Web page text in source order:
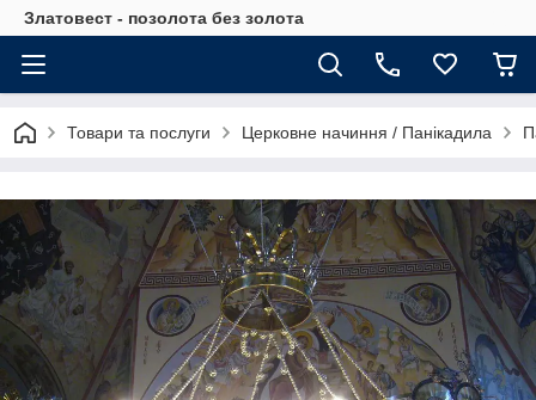
Златовест - позолота без золота
Товари та послуги Церковне начиння / Панікадила